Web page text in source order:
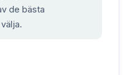
de bästa